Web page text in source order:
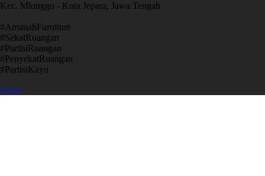
Kec. Mlonggo - Kota Jepara, Jawa Tengah
​#AmanahFurniture
​#SekatRuangan
​#PartisiRuangan
​#PenyekatRuangan
​#PartisiKayu
Open